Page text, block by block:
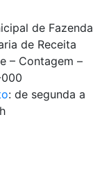
de Fazenda
de Receita
– Contagem –
: de segunda a